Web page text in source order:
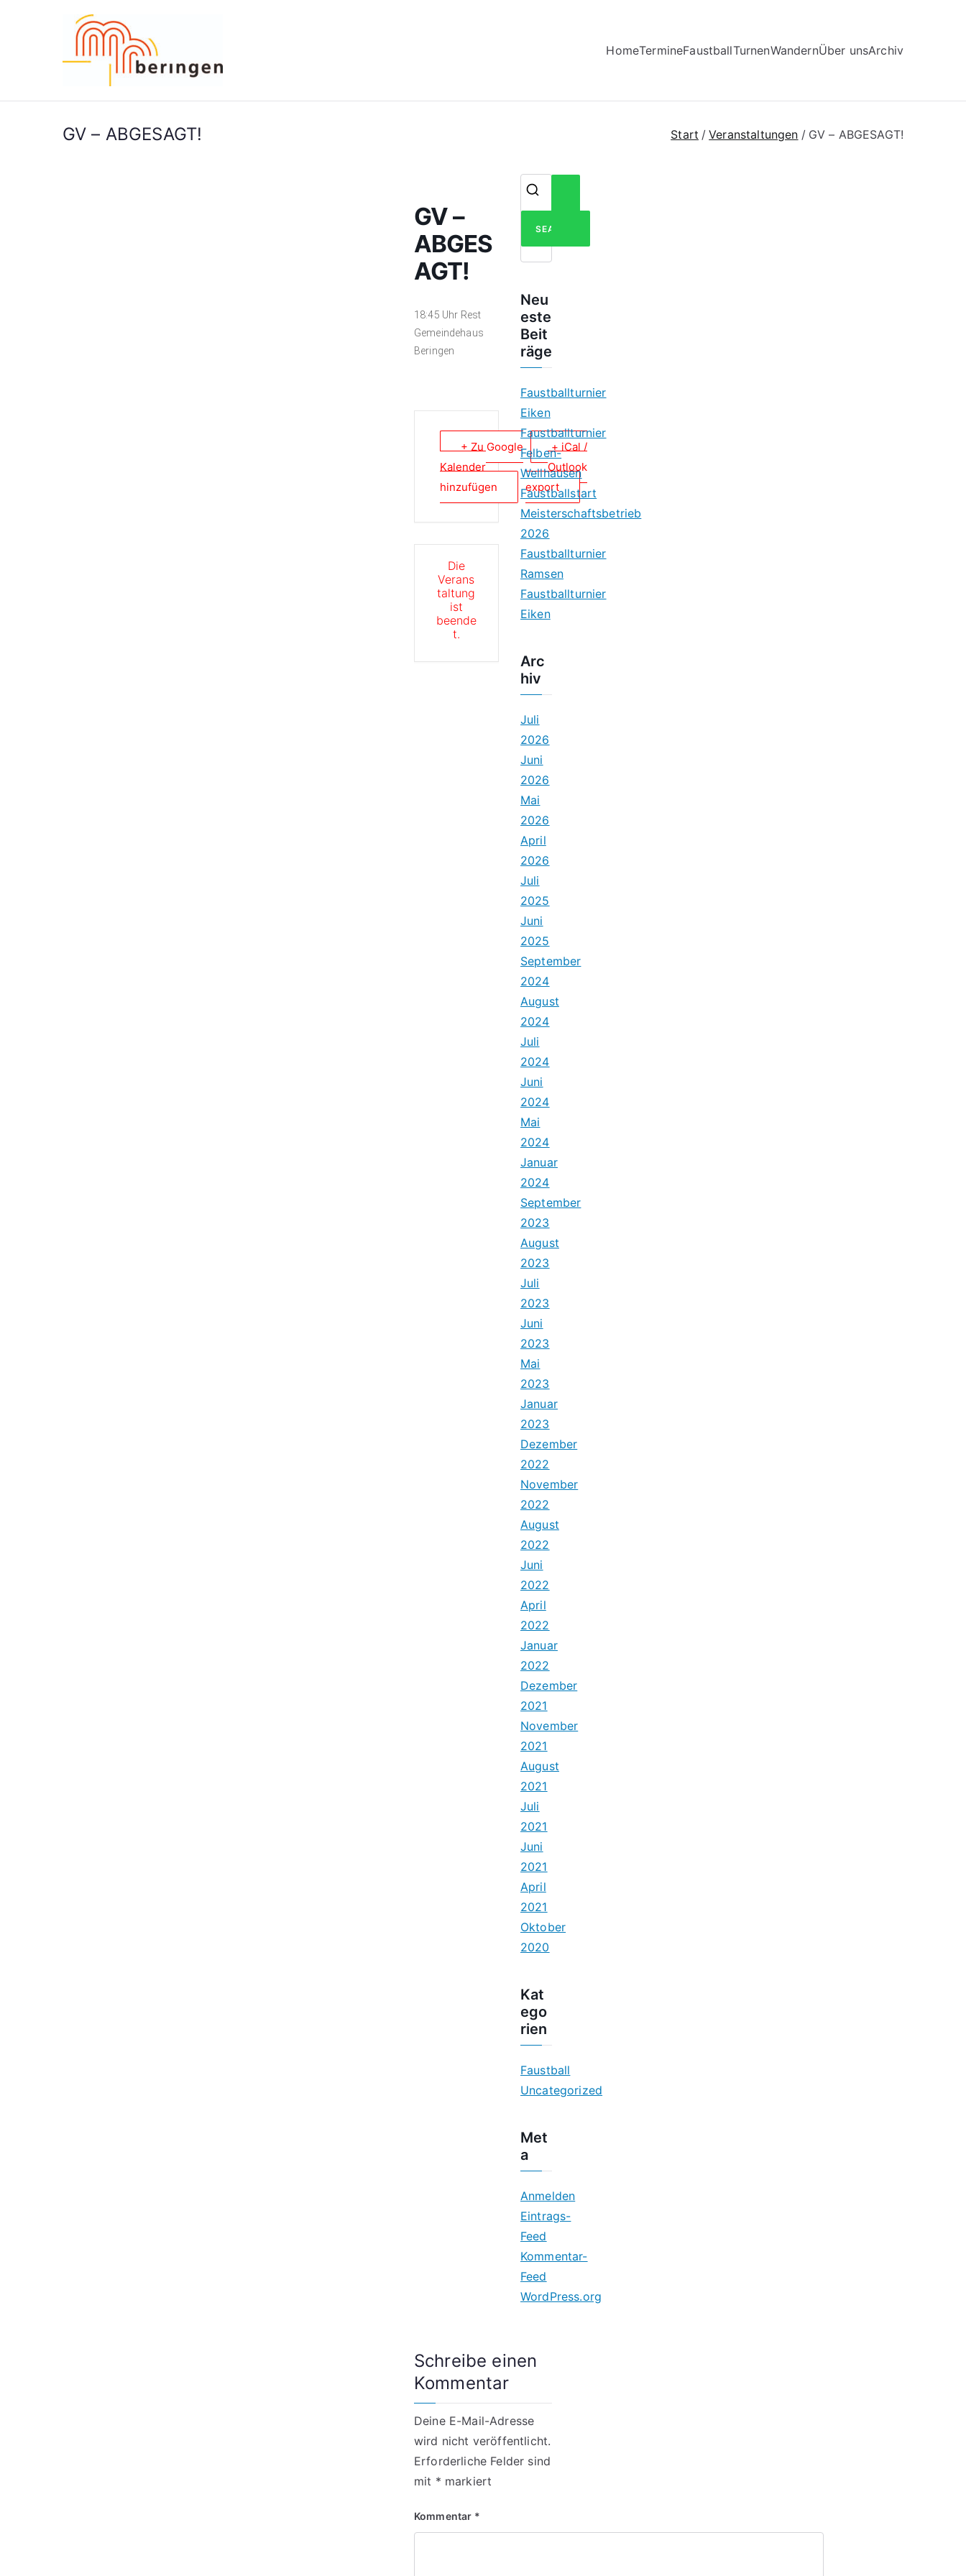
HomeTermineFaustballTurnenWandernÜber unsArchiv
GV – ABGESAGT! Start Veranstaltungen GV – ABGESAGT!
GV –
ABGES
AGT!
18:45 Uhr Rest
Gemeindehaus
Beringen
+ Zu Google
Kalender
hinzufügen
+ iCal /
Outlook
export
Die
Verans
taltung
ist
beende
t.
Neu
este
Beit
räge
Faustballturnier
Eiken
Faustballturnier
Felben-
Wellhausen
Faustballstart
Meisterschaftsbetrieb
2026
Faustballturnier
Ramsen
Faustballturnier
Eiken
Arc
hiv
Juli
2026
Juni
2026
Mai
2026
April
2026
Juli
2025
Juni
2025
September
2024
August
2024
Juli
2024
Juni
2024
Mai
2024
Januar
2024
September
2023
August
2023
Juli
2023
Juni
2023
Mai
2023
Januar
2023
Dezember
2022
November
2022
August
2022
Juni
2022
April
2022
Januar
2022
Dezember
2021
November
2021
August
2021
Juli
2021
Juni
2021
April
2021
Oktober
2020
Kat
ego
rien
Faustball
Uncategorized
Met
a
Anmelden
Eintrags-
Feed
Kommentar-
Feed
WordPress.org
Schreibe einen
Kommentar
Deine E-Mail-Adresse
wird nicht veröffentlicht.
Erforderliche Felder sind
mit * markiert
Kommentar *